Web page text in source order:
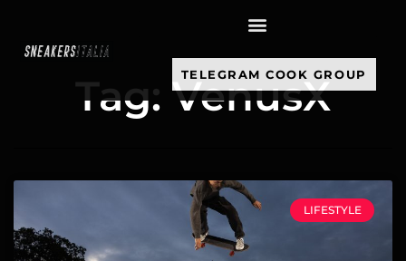
TELEGRAM COOK GROUP
Tag: VenusX
LIFESTYLE